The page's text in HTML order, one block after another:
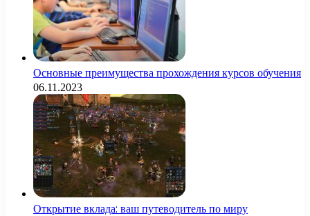
Основные преимущества прохождения курсов обучения
06.11.2023
Открытие вклада: ваш путеводитель по миру